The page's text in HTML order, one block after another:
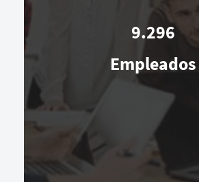
9.296
Empleados